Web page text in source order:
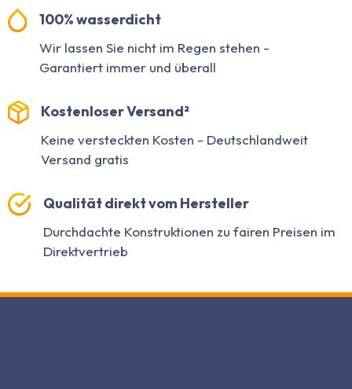
100% wasserdicht
Wir lassen Sie nicht im Regen stehen -
Garantiert immer und überall
Kostenloser Versand²
Keine versteckten Kosten - Deutschlandweit
Versand gratis
Qualität direkt vom Hersteller
Durchdachte Konstruktionen zu fairen Preisen im
Direktvertrieb